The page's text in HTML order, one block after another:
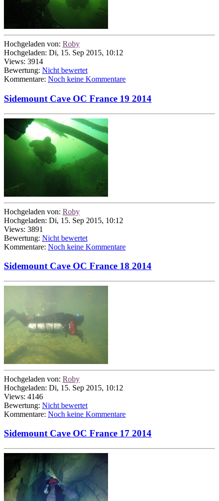
Hochgeladen von: Roby
Hochgeladen: Di, 15. Sep 2015, 10:12
Views: 3914
Bewertung: Nicht bewertet
Kommentare: Noch keine Kommentare
Sidemount Cave OC France 19 2014
Hochgeladen von: Roby
Hochgeladen: Di, 15. Sep 2015, 10:12
Views: 3891
Bewertung: Nicht bewertet
Kommentare: Noch keine Kommentare
Sidemount Cave OC France 18 2014
Hochgeladen von: Roby
Hochgeladen: Di, 15. Sep 2015, 10:12
Views: 4146
Bewertung: Nicht bewertet
Kommentare: Noch keine Kommentare
Sidemount Cave OC France 17 2014